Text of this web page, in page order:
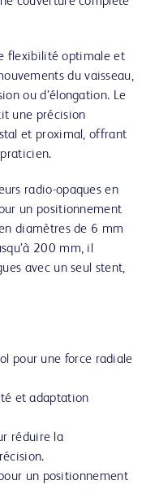
flexibilité optimale et
du vaisseau,
ou d’élongation. Le
une précision
et proximal, offrant
radio-opaques en
un positionnement
diamètres de 6 mm
200 mm, il
avec un seul stent,
pour une force radiale
et adaptation
réduire la
un positionnement